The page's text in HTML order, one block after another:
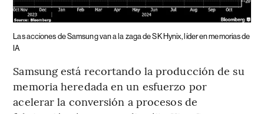
Las acciones de Samsung van a la zaga de SK Hynix, líder en memorias de
IA
Samsung está recortando la producción de su
memoria heredada en un esfuerzo por
acelerar la conversión a procesos de